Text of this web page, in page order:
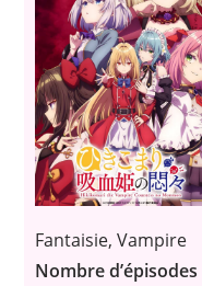
Fantaisie, Vampire
Nombre d’épisodes